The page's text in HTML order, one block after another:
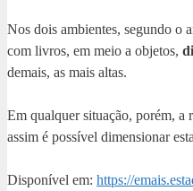
Nos dois ambientes, segundo o
com livros, em meio a objetos,
demais, as mais altas.
Em qualquer situação, porém, a
assim é possível dimensionar
Disponível em: https://